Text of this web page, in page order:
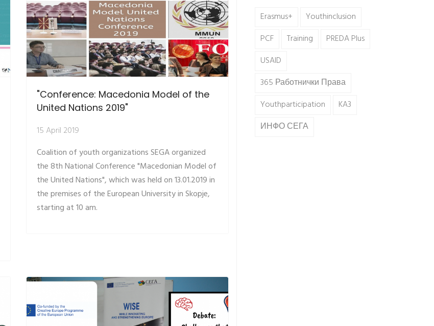
"Conference: Macedonia Model of the
United Nations 2019"
15 April 2019
Coalition of youth organizations SEGA organized
the 8th National Conference "Macedonian Model of
the United Nations", which was held on 13.01.2019 in
the premises of the European University in Skopje,
starting at 10 am.
Erasmus+
Youthinclusion
PCF
Training
PREDA Plus
USAID
365 Работнички Права
Youthparticipation
KA3
ИНФО СЕГА